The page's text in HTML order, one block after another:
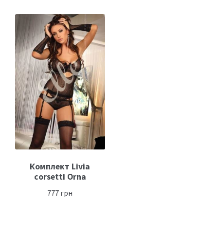
Комплект Livia
corsetti Orna
777 грн